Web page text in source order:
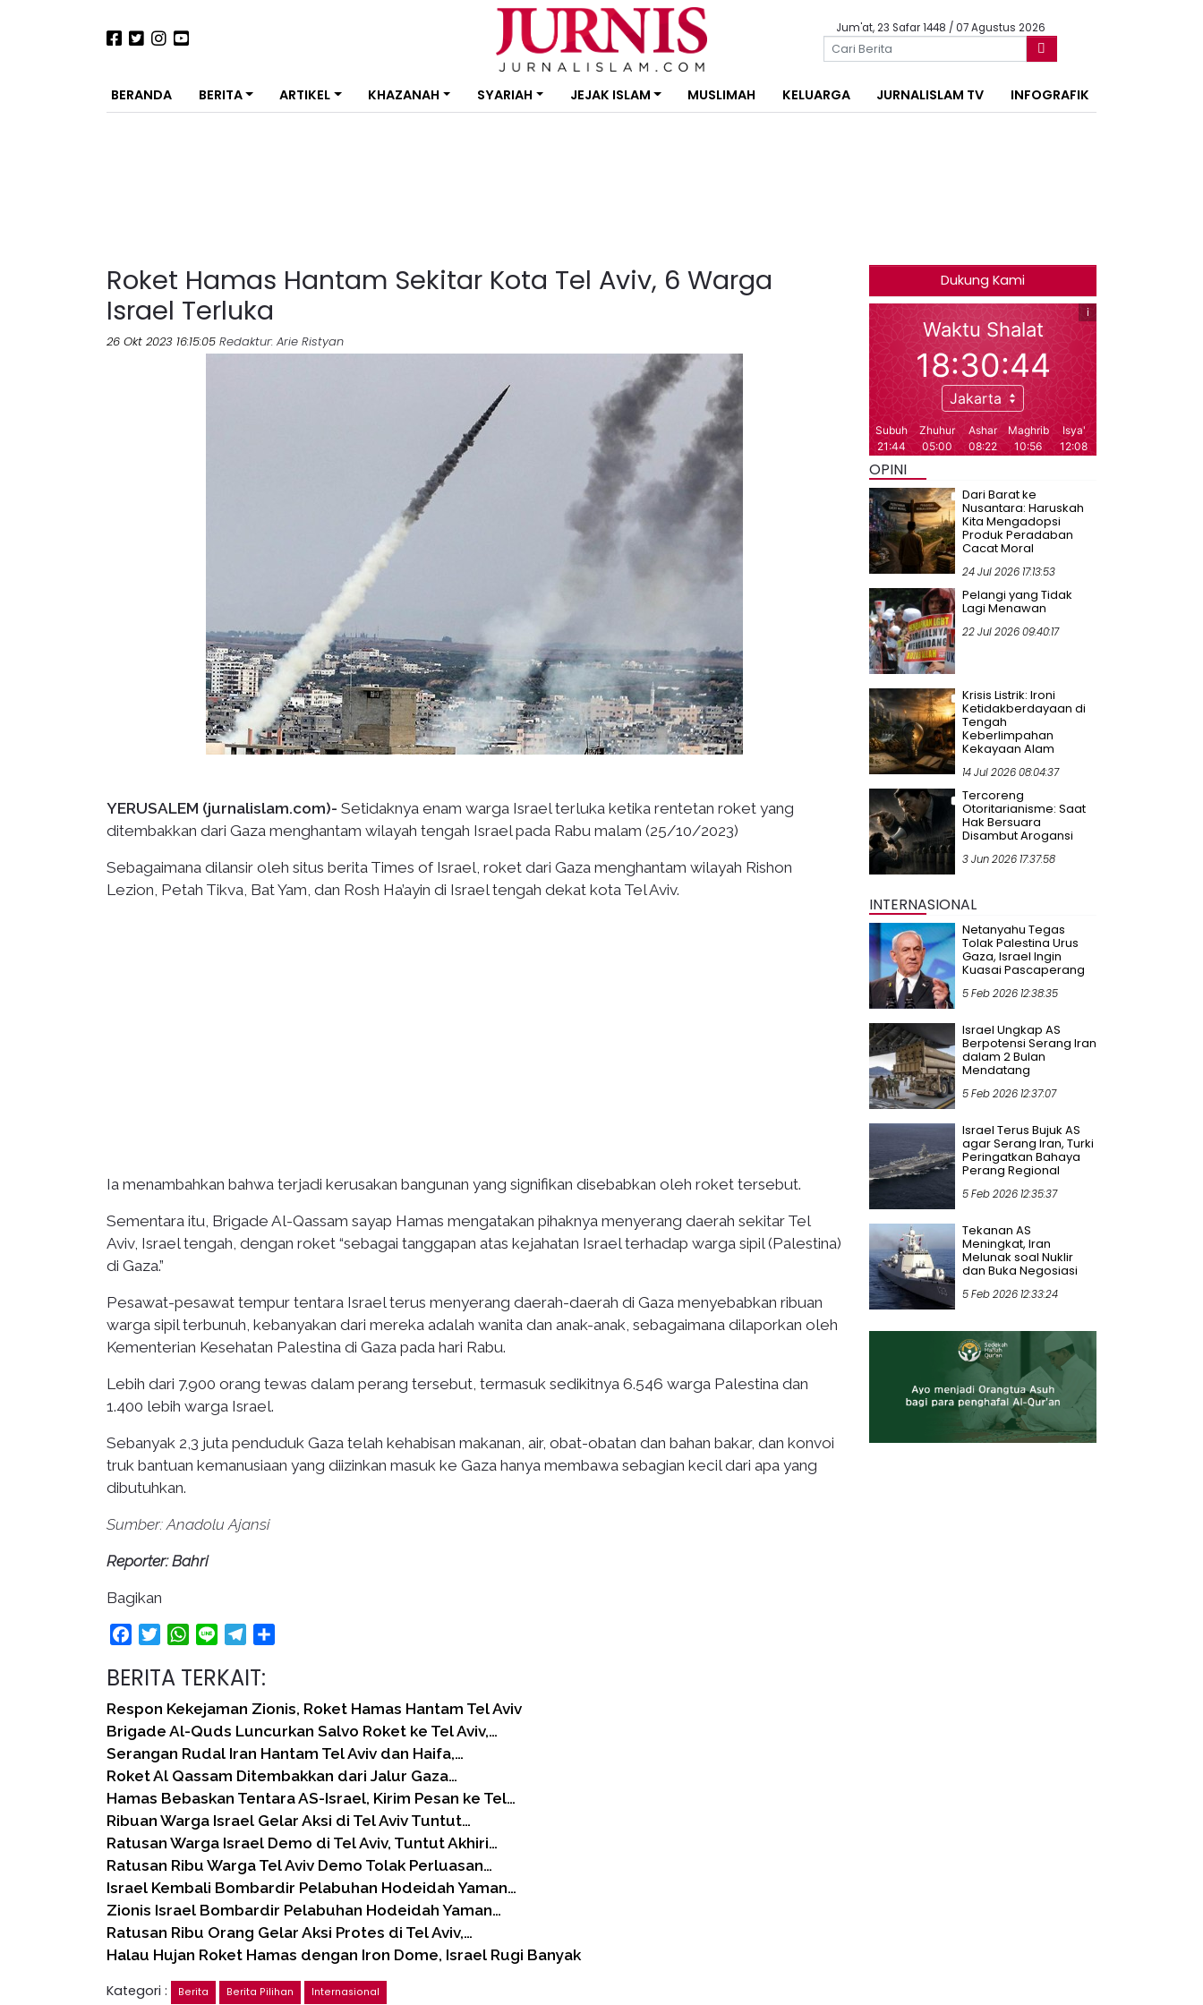
Jum'at, 23 Safar 1448 / 07 Agustus 2026
BERANDA BERITA ARTIKEL KHAZANAH SYARIAH JEJAK ISLAM MUSLIMAH KELUARGA JURNALISLAM TV INFOGRAFIK
Roket Hamas Hantam Sekitar Kota Tel Aviv, 6 Warga
Israel Terluka
26 Okt 2023 16:15:05 Redaktur: Arie Ristyan
YERUSALEM (jurnalislam.com)- Setidaknya enam warga Israel terluka ketika rentetan roket yang
ditembakkan dari Gaza menghantam wilayah tengah Israel pada Rabu malam (25/10/2023)
Sebagaimana dilansir oleh situs berita Times of Israel, roket dari Gaza menghantam wilayah Rishon
Lezion, Petah Tikva, Bat Yam, dan Rosh Ha’ayin di Israel tengah dekat kota Tel Aviv.
Ia menambahkan bahwa terjadi kerusakan bangunan yang signifikan disebabkan oleh roket tersebut.
Sementara itu, Brigade Al-Qassam sayap Hamas mengatakan pihaknya menyerang daerah sekitar Tel
Aviv, Israel tengah, dengan roket “sebagai tanggapan atas kejahatan Israel terhadap warga sipil (Palestina)
di Gaza.”
Pesawat-pesawat tempur tentara Israel terus menyerang daerah-daerah di Gaza menyebabkan ribuan
warga sipil terbunuh, kebanyakan dari mereka adalah wanita dan anak-anak, sebagaimana dilaporkan oleh
Kementerian Kesehatan Palestina di Gaza pada hari Rabu.
Lebih dari 7.900 orang tewas dalam perang tersebut, termasuk sedikitnya 6.546 warga Palestina dan
1.400 lebih warga Israel.
Sebanyak 2,3 juta penduduk Gaza telah kehabisan makanan, air, obat-obatan dan bahan bakar, dan konvoi
truk bantuan kemanusiaan yang diizinkan masuk ke Gaza hanya membawa sebagian kecil dari apa yang
dibutuhkan.
Sumber: Anadolu Ajansi
Reporter: Bahri
Bagikan
FacebookTwitterWhatsApp
Line Telegram
BERITA TERKAIT:
Respon Kekejaman Zionis, Roket Hamas Hantam Tel Aviv
Brigade Al-Quds Luncurkan Salvo Roket ke Tel Aviv,…
Serangan Rudal Iran Hantam Tel Aviv dan Haifa,…
Roket Al Qassam Ditembakkan dari Jalur Gaza…
Hamas Bebaskan Tentara AS-Israel, Kirim Pesan ke Tel…
Ribuan Warga Israel Gelar Aksi di Tel Aviv Tuntut…
Ratusan Warga Israel Demo di Tel Aviv, Tuntut Akhiri…
Ratusan Ribu Warga Tel Aviv Demo Tolak Perluasan…
Israel Kembali Bombardir Pelabuhan Hodeidah Yaman…
Zionis Israel Bombardir Pelabuhan Hodeidah Yaman…
Ratusan Ribu Orang Gelar Aksi Protes di Tel Aviv,…
Halau Hujan Roket Hamas dengan Iron Dome, Israel Rugi Banyak
Kategori :
Berita Berita Pilihan Internasional
Dukung Kami
OPINI
Dari Barat ke
Nusantara: Haruskah
Kita Mengadopsi
Produk Peradaban
Cacat Moral
24 Jul 2026 17:13:53
Pelangi yang Tidak
Lagi Menawan
22 Jul 2026 09:40:17
Krisis Listrik: Ironi
Ketidakberdayaan di
Tengah
Keberlimpahan
Kekayaan Alam
14 Jul 2026 08:04:37
Tercoreng
Otoritarianisme: Saat
Hak Bersuara
Disambut Arogansi
3 Jun 2026 17:37:58
INTERNASIONAL
Netanyahu Tegas
Tolak Palestina Urus
Gaza, Israel Ingin
Kuasai Pascaperang
5 Feb 2026 12:38:35
Israel Ungkap AS
Berpotensi Serang Iran
dalam 2 Bulan
Mendatang
5 Feb 2026 12:37:07
Israel Terus Bujuk AS
agar Serang Iran, Turki
Peringatkan Bahaya
Perang Regional
5 Feb 2026 12:35:37
Tekanan AS
Meningkat, Iran
Melunak soal Nuklir
dan Buka Negosiasi
5 Feb 2026 12:33:24